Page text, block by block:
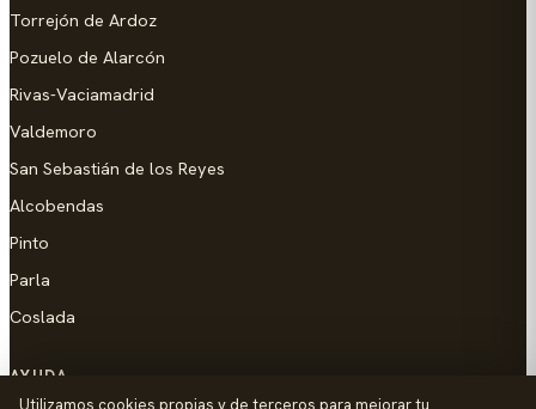
Torrejón de Ardoz
Pozuelo de Alarcón
Rivas-Vaciamadrid
Valdemoro
San Sebastián de los Reyes
Alcobendas
Pinto
Parla
Coslada
AYUDA
Utilizamos cookies propias y de terceros para mejorar tu